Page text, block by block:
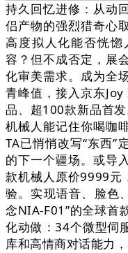
持久回忆进修：从动
侣产物的强烈猎奇心
高度拟人化能否恍
容？但不成否定，展
化审美需求。成为全
青峰值，接入京东
品、超100款新品首发
机械人能记住你喝咖
TA已悄悄改写“东西
的下一个疆场。或导
款机械人原价9999元
验。实现语音、脸色
念NIA-F01”的全球首
化动做：34个微型伺
库和高情商对话能力